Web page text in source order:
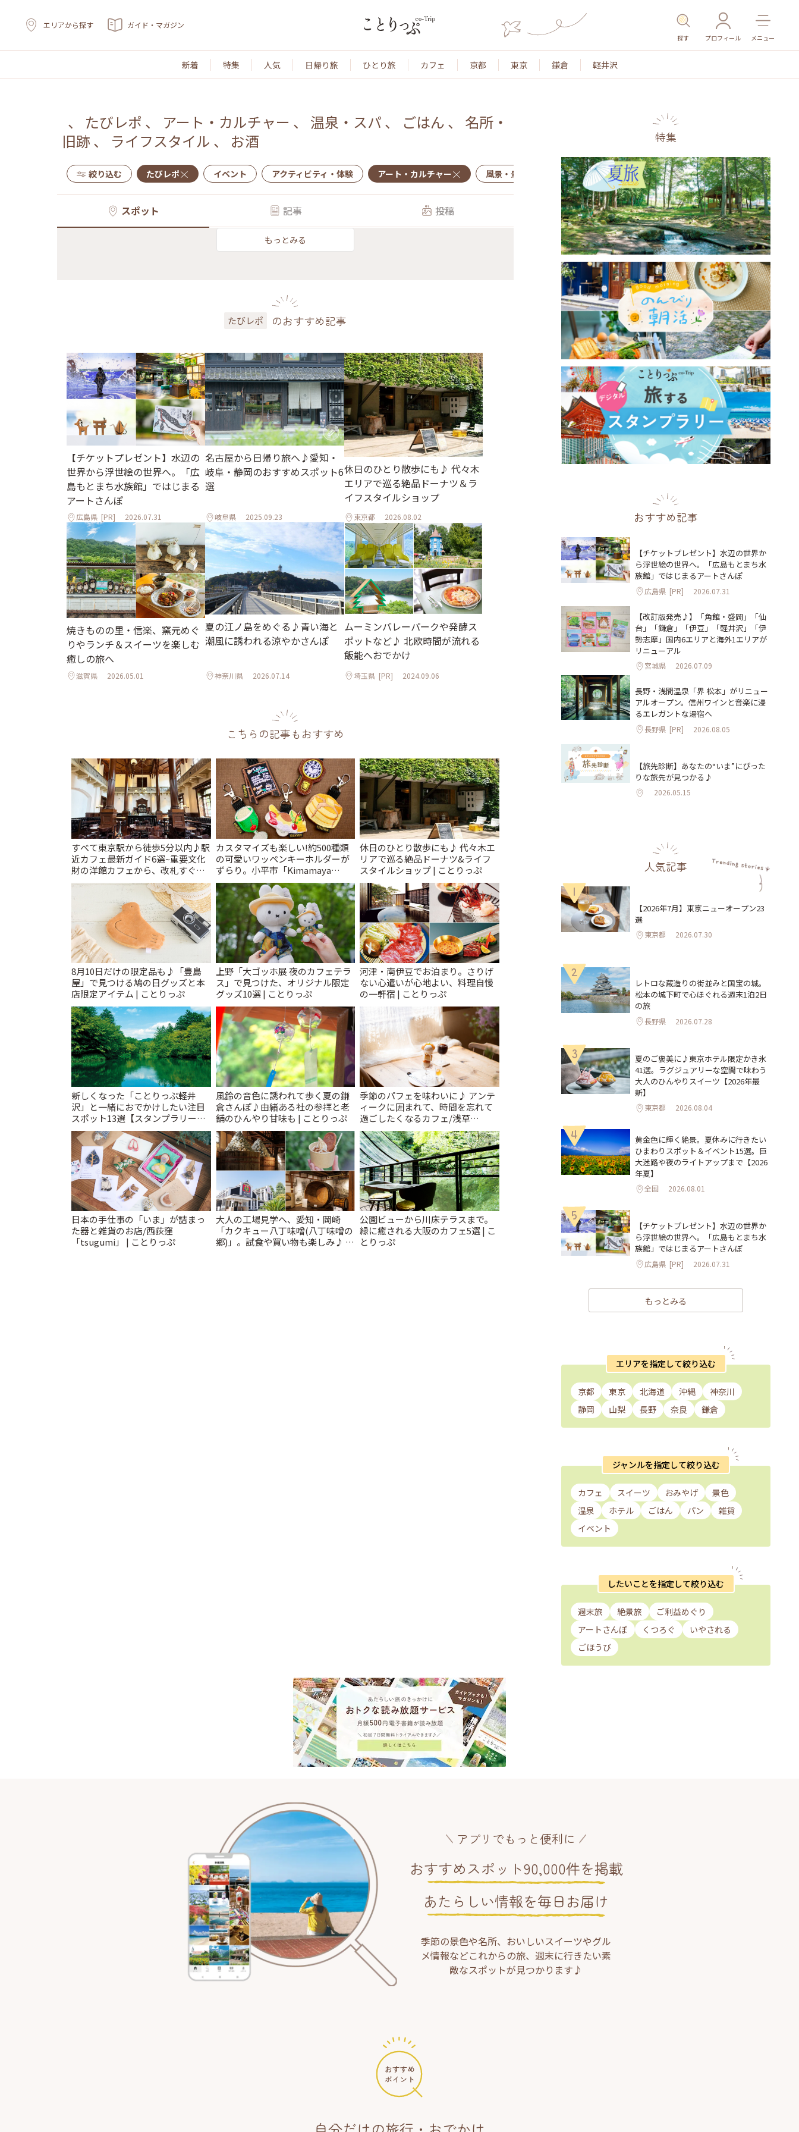
エリアから探す ガイド・マガジン
探す プロフィール メニュー
新着 特集 人気 日帰り旅 ひとり旅 カフェ 京都 東京 鎌倉 軽井沢
、 たびレポ 、 アート・カルチャー 、 温泉・スパ 、 ごはん 、 名所・
旧跡 、 ライフスタイル 、 お酒
絞り込む たびレポ イベント アクティビティ・体験 アート・カルチャー 風景・景色 名所・旧跡 温泉・スパ その他施設 ごはん
スポット 記事 投稿
もっとみる
たびレポ のおすすめ記事
【チケットプレゼント】水辺の
世界から浮世絵の世界へ。「広
島もとまち水族館」ではじまる
アートさんぽ
広島県 [PR] 2026.07.31
名古屋から日帰り旅へ♪愛知・
岐阜・静岡のおすすめスポット6
選
岐阜県 2025.09.23
休日のひとり散歩にも♪ 代々木
エリアで巡る絶品ドーナツ＆ラ
イフスタイルショップ
東京都 2026.08.02
焼きものの里・信楽、窯元めぐ
りやランチ＆スイーツを楽しむ
癒しの旅へ
滋賀県 2026.05.01
夏の江ノ島をめぐる♪青い海と
潮風に誘われる涼やかさんぽ
神奈川県 2026.07.14
ムーミンバレーパークや発酵ス
ポットなど♪ 北欧時間が流れる
飯能へおでかけ
埼玉県[PR] 2024.09.06
こちらの記事もおすすめ
すべて東京駅から徒歩5分以内♪駅
近カフェ最新ガイド6選~重要文化
財の洋館カフェから、改札すぐの
レトロ喫茶まで~ | ことりっぷ
カスタマイズも楽しい!約500種類
の可愛いワッペンキーホルダーが
ずらり。小平市「Kimamaya
T&K」 | ことりっぷ
休日のひとり散歩にも♪ 代々木エ
リアで巡る絶品ドーナツ&ライフ
スタイルショップ | ことりっぷ
8月10日だけの限定品も♪「豊島
屋」で見つける鳩の日グッズと本
店限定アイテム | ことりっぷ
上野「大ゴッホ展 夜のカフェテラ
ス」で見つけた、オリジナル限定
グッズ10選 | ことりっぷ
河津・南伊豆でお泊まり。さりげ
ない心遣いが心地よい、料理自慢
の一軒宿 | ことりっぷ
新しくなった「ことりっぷ軽井
沢」と一緒におでかけしたい注目
スポット13選【スタンプラリー開
催中】 | ことりっぷ
風鈴の音色に誘われて歩く夏の鎌
倉さんぽ♪由緒ある社の参拝と老
舗のひんやり甘味も | ことりっぷ
季節のパフェを味わいに♪ アンテ
ィークに囲まれて、時間を忘れて
過ごしたくなるカフェ/浅草
「annorum cafe」 | ことりっぷ
日本の手仕事の「いま」が詰まっ
た器と雑貨のお店/西荻窪
「tsugumi」 | ことりっぷ
大人の工場見学へ、愛知・岡崎
「カクキュー八丁味噌(八丁味噌の
郷)」。試食や買い物も楽しみ♪ |
公園ビューから川床テラスまで。
緑に癒される大阪のカフェ5選 | こ
とりっぷ
特集
おすすめ記事
【チケットプレゼント】水辺の世界か
ら浮世絵の世界へ。「広島もとまち水
族館」ではじまるアートさんぽ
広島県 [PR] 2026.07.31
【改訂版発売♪】「角館・盛岡」「仙
台」「鎌倉」「伊豆」「軽井沢」「伊
勢志摩」国内6エリアと海外1エリアが
リニューアル
宮城県 2026.07.09
長野・浅間温泉「界 松本」がリニュー
アルオープン。信州ワインと音楽に浸
るエレガントな湯宿へ
長野県 [PR] 2026.08.05
【旅先診断】あなたの“いま”にぴった
りな旅先が見つかる♪
2026.05.15
人気記事
1
【2026年7月】東京ニューオープン23
選
東京都 2026.07.30
2
レトロな蔵造りの街並みと国宝の城。
松本の城下町で心ほぐれる週末1泊2日
の旅
長野県 2026.07.28
3
夏のご褒美に♪東京ホテル限定かき氷
41選。ラグジュアリーな空間で味わう
大人のひんやりスイーツ【2026年最
新】
東京都 2026.08.04
4
黄金色に輝く絶景。夏休みに行きたい
ひまわりスポット＆イベント15選。巨
大迷路や夜のライトアップまで【2026
年夏】
全国 2026.08.01
5
【チケットプレゼント】水辺の世界か
ら浮世絵の世界へ。「広島もとまち水
族館」ではじまるアートさんぽ
広島県 [PR] 2026.07.31
もっとみる
エリアを指定して絞り込む
京都 東京 北海道 沖縄
神奈川
静岡
山梨 長野 奈良 鎌倉
ジャンルを指定して絞り込む
カフェ スイーツ おみやげ
景色
温泉
ホテル ごはん パン
雑貨
イベント
したいことを指定して絞り込む
週末旅 絶景旅
ご利益めぐり
アートさんぽ
くつろぐ
いやされる
ごほうび
アプリでもっと便利に
おすすめスポット90,000件を掲載
あたらしい情報を毎日お届け
季節の景色や名所、おいしいスイーツやグル
メ情報などこれからの旅、週末に行きたい素
敵なスポットが見つかります♪